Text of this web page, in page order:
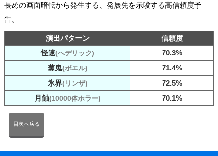
長めの画面暗転から発生する、発展先を示唆する高信頼度予
告。
演出パターン
信頼度
怪速(へデリック)
70.3%
蒸鬼(ボエル)
71.4%
氷界(リンザ)
72.5%
月蝕(10000体ホラー) 70.1%
目次へ戻る